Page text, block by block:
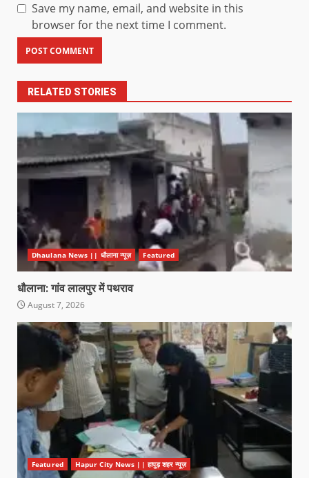
Save my name, email, and website in this
browser for the next time I comment.
RELATED STORIES
Dhaulana News || धौलाना न्यूज़ Featured
धौलाना: गांव लालपुर में पथराव
August 7, 2026
Featured Hapur City News || हापुड़ शहर न्यूज़